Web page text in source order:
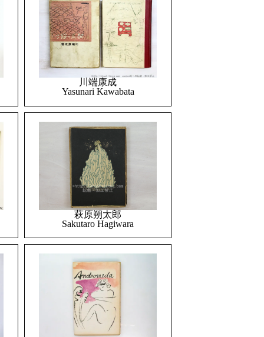
川端康成
Yasunari Kawabata
萩原朔太郎
Sakutaro Hagiwara